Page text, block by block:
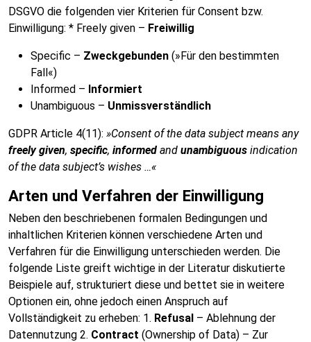
DSGVO die folgenden vier Kriterien für Consent bzw.
Einwilligung: * Freely given – Freiwillig
Specific – Zweckgebunden (»Für den bestimmten
Fall«)
Informed – Informiert
Unambiguous – Unmissverständlich
GDPR Article 4(11): »Consent of the data subject means any
freely given, specific, informed and unambiguous indication
of the data subject’s wishes …«
Arten und Verfahren der Einwilligung
Neben den beschriebenen formalen Bedingungen und
inhaltlichen Kriterien können verschiedene Arten und
Verfahren für die Einwilligung unterschieden werden. Die
folgende Liste greift wichtige in der Literatur diskutierte
Beispiele auf, strukturiert diese und bettet sie in weitere
Optionen ein, ohne jedoch einen Anspruch auf
Vollständigkeit zu erheben: 1. Refusal – Ablehnung der
Datennutzung 2. Contract (Ownership of Data) – Zur